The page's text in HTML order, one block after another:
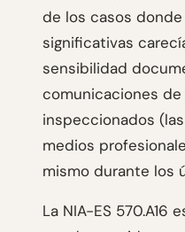
de los casos
significativas
sensibilidad
comunicaciones de
inspeccionados
medios
mismo durante los
La NIA-ES 570.A16